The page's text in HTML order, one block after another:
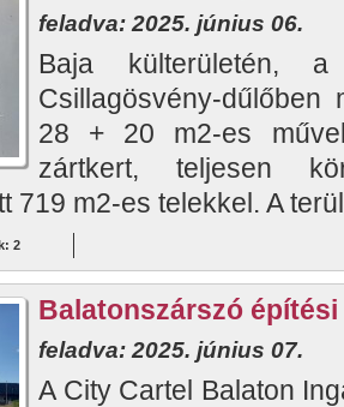
feladva: 2025. június 06.
Baja külterületén,
Csillagösvény-dűlőben
28 + 20 m2-es
zártkert, teljesen
719 m2-es telekkel. A
2
Balatonszárszó
feladva: 2025. június 07.
A City Cartel Balaton